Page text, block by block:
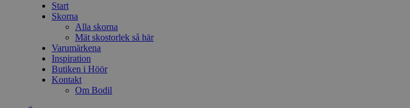
Start
Skorna
Alla skorna
Mät skostorlek så här
Varumärkena
Inspiration
Butiken i Höör
Kontakt
Om Bodil